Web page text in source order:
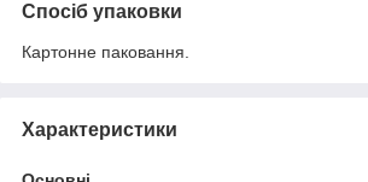
Спосіб упаковки
Картонне паковання.
Характеристики